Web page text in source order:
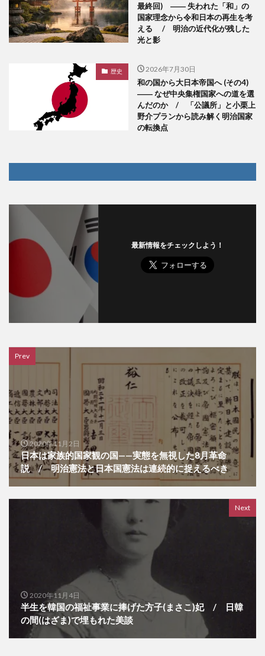
最終回) ―― 失われた「和」の
国家理念から令和日本の再生を考
える / 明治の近代化が残した
光と影
歴史 2026年7月30日
和の国から大日本帝国へ (その4)
―― なぜ中央集権国家への道を選
んだのか / 「公議所」と小栗上
野介プランから読み解く明治国家
の転換点
最新情報をチェックしよう！
Prev
2020年11月2日
日本は家族的国家観の国——実態を無視した8月革命
説 / 明治憲法と日本国憲法は連続的に捉えるべき
Next
2020年11月4日
半生を韓国の福祉事業に捧げた方子(まさこ)妃 / 日韓
の間(はざま)で埋もれた美談